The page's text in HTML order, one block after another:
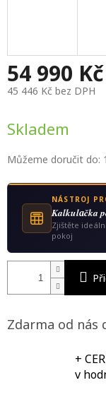
54 990 Kč
45 446 Kč bez DPH
cena:
Skladem
Můžeme doručit do:
NÁSTROJ
Kalkulаčka
Zjištěte
pokoj
Zdarma od nás
+
v